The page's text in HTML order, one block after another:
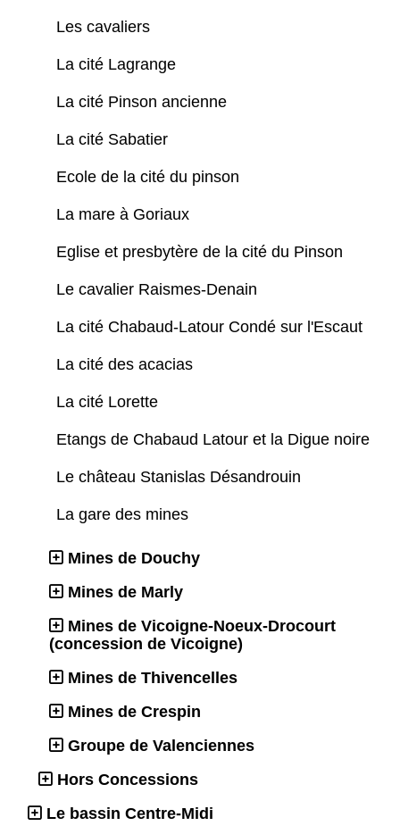
Les cavaliers
La cité Lagrange
La cité Pinson ancienne
La cité Sabatier
Ecole de la cité du pinson
La mare à Goriaux
Eglise et presbytère de la cité du Pinson
Le cavalier Raismes-Denain
La cité Chabaud-Latour Condé sur l'Escaut
La cité des acacias
La cité Lorette
Etangs de Chabaud Latour et la Digue noire
Le château Stanislas Désandrouin
La gare des mines
Mines de Douchy
Mines de Marly
Mines de Vicoigne-Noeux-Drocourt
(concession de Vicoigne)
Mines de Thivencelles
Mines de Crespin
Groupe de Valenciennes
Hors Concessions
Le bassin Centre-Midi